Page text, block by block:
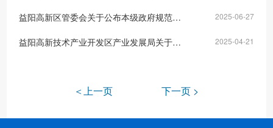
益阳高新区管委会关于公布本级政府规范性文件清理结果的决定（征求意见稿）的结果反馈 2025-06-27
益阳高新技术产业开发区产业发展局关于《关于规范性文件征求意见的通知》的结果反馈 2025-04-21
＜上一页 下一页 >